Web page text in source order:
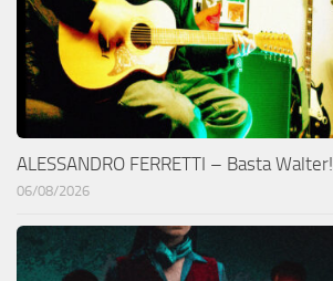
ALESSANDRO FERRETTI – Basta Walter!
06/08/2026